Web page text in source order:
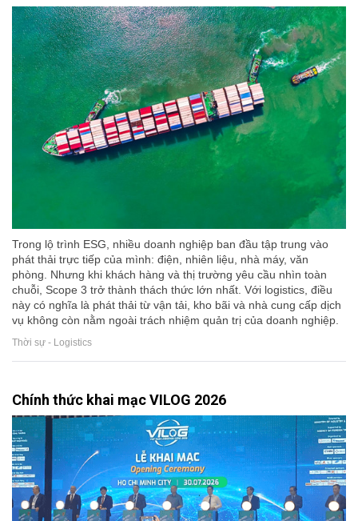
Trong lộ trình ESG, nhiều doanh nghiệp ban đầu tập trung vào
phát thải trực tiếp của mình: điện, nhiên liệu, nhà máy, văn
phòng. Nhưng khi khách hàng và thị trường yêu cầu nhìn toàn
chuỗi, Scope 3 trở thành thách thức lớn nhất. Với logistics, điều
này có nghĩa là phát thải từ vận tải, kho bãi và nhà cung cấp dịch
vụ không còn nằm ngoài trách nhiệm quản trị của doanh nghiệp.
Thời sự - Logistics
Chính thức khai mạc VILOG 2026